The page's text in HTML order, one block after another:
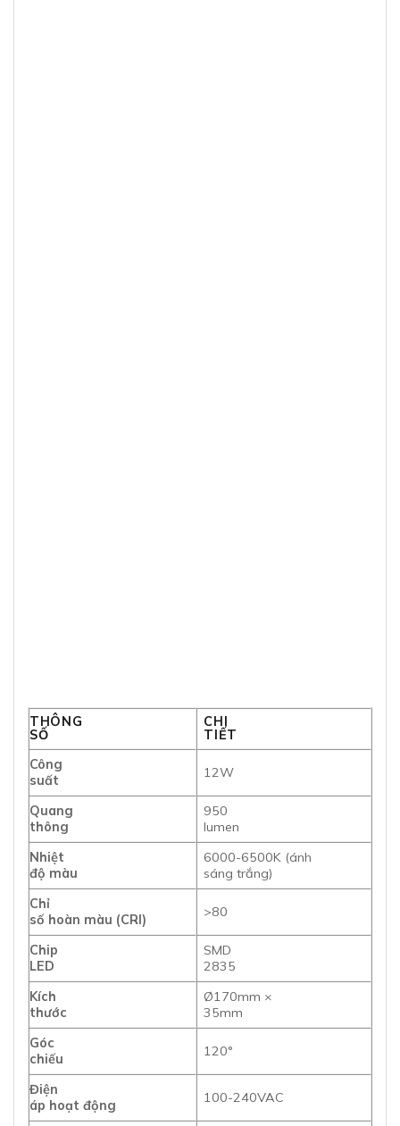
THÔNG
SỐ
CHI
TIẾT
Công
suất
12W
Quang
thông
950
lumen
Nhiệt
độ màu
6000-6500K (ánh
sáng trắng)
Chỉ
số hoàn màu (CRI)
>80
Chip
LED
SMD
2835
Kích
thước
Ø170mm ×
35mm
Góc
chiếu
120°
Điện
áp hoạt động
100-240VAC